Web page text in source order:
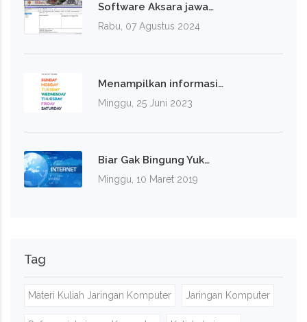
Software Aksara jawa…
Rabu, 07 Agustus 2024
Menampilkan informasi…
Minggu, 25 Juni 2023
Biar Gak Bingung Yuk…
Minggu, 10 Maret 2019
Tag
Materi Kuliah Jaringan Komputer Jaringan Komputer